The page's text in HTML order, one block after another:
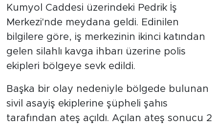
Kumyol Caddesi üzerindeki Pedrik İş
Merkezi'nde meydana geldi. Edinilen
bilgilere göre, iş merkezinin ikinci katından
gelen silahlı kavga ihbarı üzerine polis
ekipleri bölgeye sevk edildi.
Başka bir olay nedeniyle bölgede bulunan
sivil asayiş ekiplerine şüpheli şahıs
tarafından ateş açıldı. Açılan ateş sonucu 2